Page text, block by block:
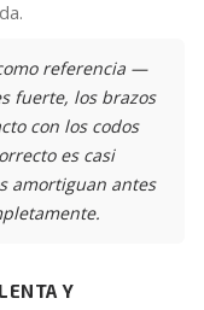
referencia —
fuerte, los brazos
con los codos
es casi
amortiguan antes
Y